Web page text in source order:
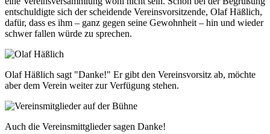
entschuldigte sich der scheidende Vereinsvorsitzende, Olaf Häßlich,
dafür, dass es ihm – ganz gegen seine Gewohnheit – hin und wieder
schwer fallen würde zu sprechen.
Olaf Häßlich sagt "Danke!" Er gibt den Vereinsvorsitz ab, möchte
aber dem Verein weiter zur Verfügung stehen.
Auch die Vereinsmittglieder sagen Danke!